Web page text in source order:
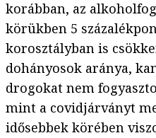
korábban, az
körükben 5
korosztályban is
dohányosok aránya,
drogokat nem
mint a covidjárványt
idősebbek körében